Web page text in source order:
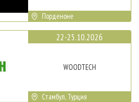
Порденоне
22-25.10.2026
WOODTECH
Стамбул, Турция